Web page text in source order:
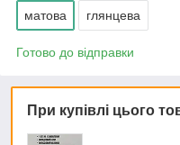
матова глянцева
Готово до відправки
При купівлі цього